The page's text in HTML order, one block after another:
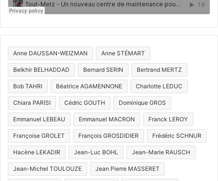
Anne DAUSSAN-WEIZMAN Anne STÉMART
Belkhir BELHADDAD Bernard SERIN Bertrand MERTZ
Bob TAHRI Béatrice AGAMENNONE Charlotte LEDUC
Chiara PARISI Cédric GOUTH Dominique GROS
Emmanuel LEBEAU Emmanuel MACRON Franck LEROY
Françoise GROLET François GROSDIDIER Frédéric SCHNUR
Hacène LEKADIR Jean-Luc BOHL Jean-Marie RAUSCH
Jean-Michel TOULOUZE Jean Pierre MASSERET